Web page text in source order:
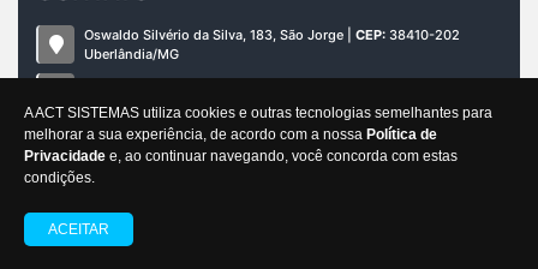
A ACT SISTEMAS utiliza cookies e outras tecnologias semelhantes para
melhorar a sua experiência, de acordo com a nossa Política de
Privacidade e, ao continuar navegando, você concorda com estas
condições.
ACEITAR
Oswaldo Silvério da Silva, 183, São Jorge | CEP: 38410-202
Uberlândia/MG
cnacspcandidato@gmail.com
Desenvolvido por Gestor Editais © 2012 - 2026